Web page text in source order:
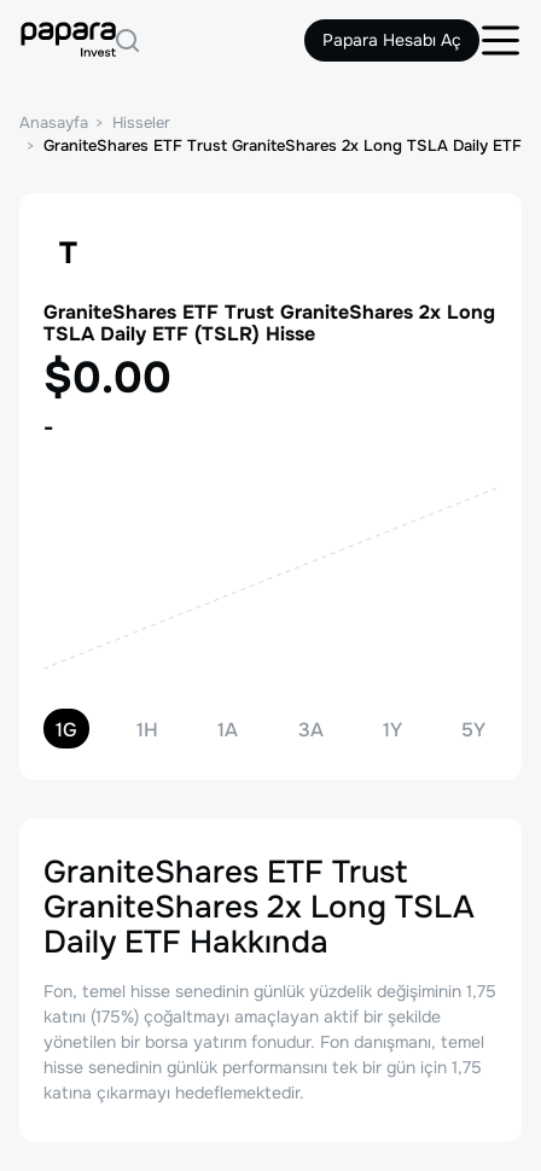
Papara Hesabı Aç
Anasayfa
Hisseler
GraniteShares ETF Trust GraniteShares 2x Long TSLA Daily ETF
T
GraniteShares ETF Trust GraniteShares 2x Long
TSLA Daily ETF (TSLR) Hisse
$0.00
-
1G 1H 1A 3A 1Y 5Y
GraniteShares ETF Trust
GraniteShares 2x Long TSLA
Daily ETF Hakkında
Fon, temel hisse senedinin günlük yüzdelik değişiminin 1,75
katını (175%) çoğaltmayı amaçlayan aktif bir şekilde
yönetilen bir borsa yatırım fonudur. Fon danışmanı, temel
hisse senedinin günlük performansını tek bir gün için 1,75
katına çıkarmayı hedeflemektedir.